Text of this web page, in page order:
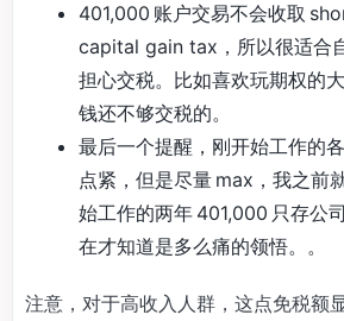
401,000 账户交易不会收取
capital gain tax，所以很适合
担心交税。比如喜欢玩期权的
钱还不够交税的。
最后一个提醒，刚开始工作的
点紧，但是尽量 max，我之前
始工作的两年 401,000 只存公
在才知道是多么痛的领悟。。
注意，对于高收入人群，这点免税额